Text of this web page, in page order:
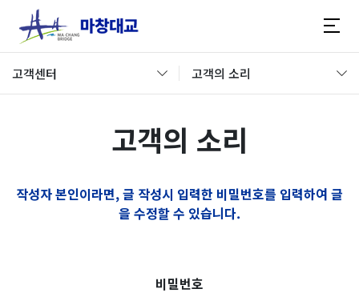
고객센터 고객의 소리
고객의 소리
작성자 본인이라면, 글 작성시 입력한 비밀번호를 입력하여 글
을 수정할 수 있습니다.
비밀번호